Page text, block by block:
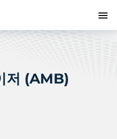
메
저 (AMB)